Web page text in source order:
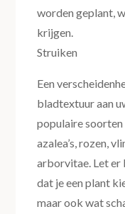
worden geplant,
krijgen.
Struiken
Een
bladtextuur aan
populaire soorten
azalea’s, rozen,
arborvitae. Let er
dat je een plant
maar ook wat